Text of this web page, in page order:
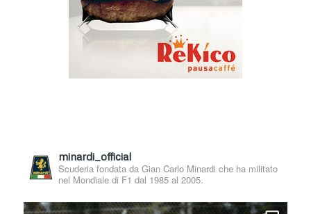
minardi_official
Scuderia fondata da Gian Carlo Minardi che ha militato
nel Mondiale di F1 dal 1985 al 2005.